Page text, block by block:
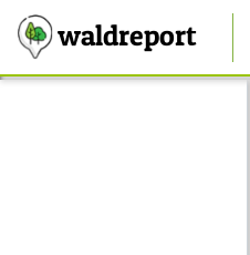
waldreport